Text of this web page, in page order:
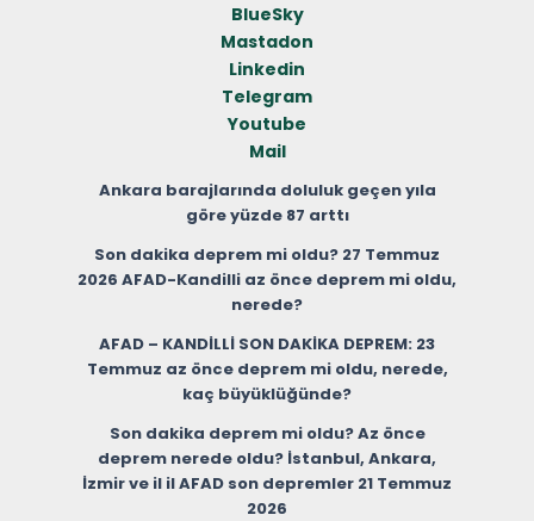
BlueSky
Mastadon
Linkedin
Telegram
Youtube
Mail
Ankara barajlarında doluluk geçen yıla
göre yüzde 87 arttı
Son dakika deprem mi oldu? 27 Temmuz
2026 AFAD-Kandilli az önce deprem mi oldu,
nerede?
AFAD – KANDİLLİ SON DAKİKA DEPREM: 23
Temmuz az önce deprem mi oldu, nerede,
kaç büyüklüğünde?
Son dakika deprem mi oldu? Az önce
deprem nerede oldu? İstanbul, Ankara,
İzmir ve il il AFAD son depremler 21 Temmuz
2026